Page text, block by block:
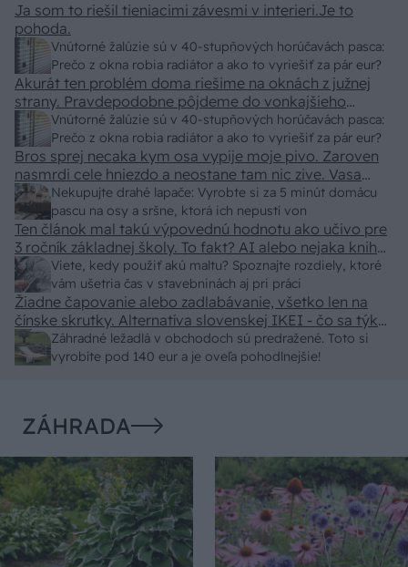
Vnútorné žalúzie sú v 40-stupňových horúčavách pasca:
Prečo z okna robia radiátor a ako to vyriešiť za pár eur?
Ja som to riešil tieniacimi závesmi v interieri.Je to
pohoda.
Vnútorné žalúzie sú v 40-stupňových horúčavách pasca:
Prečo z okna robia radiátor a ako to vyriešiť za pár eur?
Akurát ten problém doma riešime na oknách z južnej
strany. Pravdepodobne pôjdeme do vonkajšieho
tienenia na spôsob markízy 250x150cm. Čínsky
predajcovia idú okolo 100 eur kus.
Nekupujte drahé lapače: Vyrobte si za 5 minút domácu
pascu na osy a sršne, ktorá ich nepustí von
Bros sprej necaka kym osa vypije moje pivo. Zaroven
nasmrdi cele hniezdo a neostane tam nic zive. Vasa
pasca naucinke moc efektivne. Skor pritiahne slimaky
Viete, kedy použiť akú maltu? Spoznajte rozdiely, ktoré
vám ušetria čas v stavebninách aj pri práci
Ten článok mal takú výpovednú hodnotu ako učivo pre
3 ročník základnej školy. To fakt? AI alebo nejaka kniha
z VŠ? Dnešné rychlotvrdnuce malty - pevnosť 40 Mpa a
doba schnutia tak 15 minut , k tomu vodotesné s
kryštálikou. A rozdiel - schnutie a zretie. Nič?
Záhradné ležadlá v obchodoch sú predražené. Toto si
vyrobíte pod 140 eur a je oveľa pohodlnejšie!
Žiadne čapovanie alebo zadlabávanie, všetko len na
čínske skrutky. Alternatíva slovenskej IKEI - čo sa týka
pevnosti. Autor si nedal veľa námahy s remeselným
spracovaním, škoda. No lepšie než ten odpad z DTD
ZÁHRADA